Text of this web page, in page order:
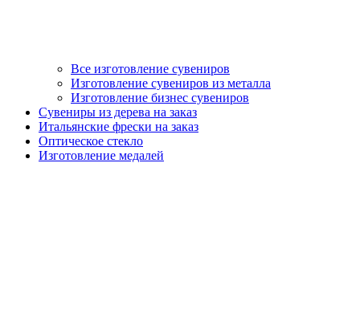
Все изготовление сувениров
Изготовление сувениров из металла
Изготовление бизнес сувениров
Сувениры из дерева на заказ
Итальянские фрески на заказ
Оптическое стекло
Изготовление медалей